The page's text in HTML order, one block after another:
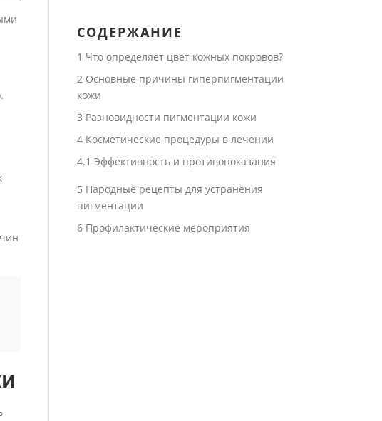
СОДЕРЖАНИЕ
1 Что определяет цвет кожных покровов?
2Основные причины гиперпигментации
кожи
3 Разновидности пигментации кожи
4Косметические процедуры в лечении
4.1 Эффективность и противопоказания
5 Народные рецепты для устранения
пигментации
6Профилактические мероприятия